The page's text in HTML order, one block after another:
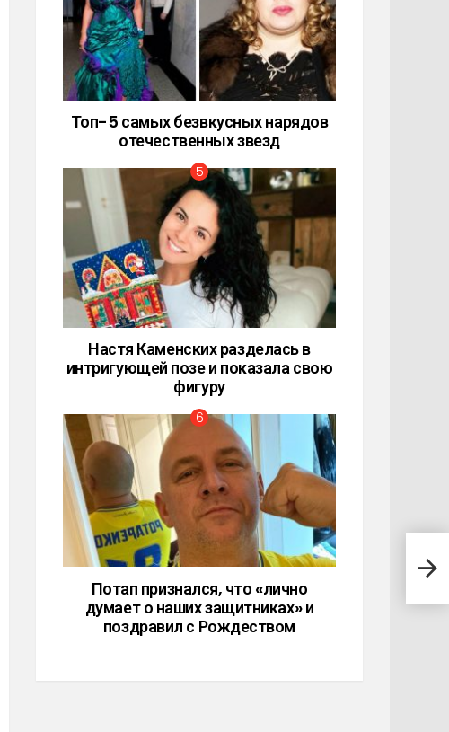
Топ-5 самых безвкусных нарядов
отечественных звезд
Настя Каменских разделась в
интригующей позе и показала свою
фигуру
Потап признался, что «лично
думает о наших защитниках» и
поздравил с Рождеством